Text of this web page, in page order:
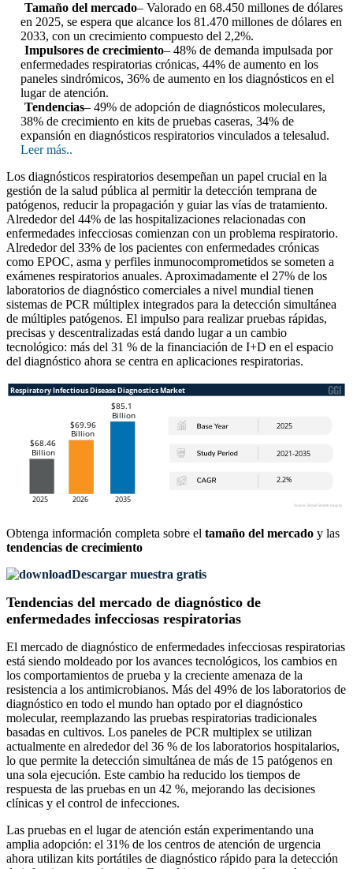
Tamaño del mercado– Valorado en 68.450 millones de dólares
en 2025, se espera que alcance los 81.470 millones de dólares en
2033, con un crecimiento compuesto del 2,2%.
Impulsores de crecimiento– 48% de demanda impulsada por
enfermedades respiratorias crónicas, 44% de aumento en los
paneles sindrómicos, 36% de aumento en los diagnósticos en el
lugar de atención.
Tendencias– 49% de adopción de diagnósticos moleculares,
38% de crecimiento en kits de pruebas caseras, 34% de
expansión en diagnósticos respiratorios vinculados a telesalud.
Leer más..
Los diagnósticos respiratorios desempeñan un papel crucial en la
gestión de la salud pública al permitir la detección temprana de
patógenos, reducir la propagación y guiar las vías de tratamiento.
Alrededor del 44% de las hospitalizaciones relacionadas con
enfermedades infecciosas comienzan con un problema respiratorio.
Alrededor del 33% de los pacientes con enfermedades crónicas
como EPOC, asma y perfiles inmunocomprometidos se someten a
exámenes respiratorios anuales. Aproximadamente el 27% de los
laboratorios de diagnóstico comerciales a nivel mundial tienen
sistemas de PCR múltiplex integrados para la detección simultánea
de múltiples patógenos. El impulso para realizar pruebas rápidas,
precisas y descentralizadas está dando lugar a un cambio
tecnológico: más del 31 % de la financiación de I+D en el espacio
del diagnóstico ahora se centra en aplicaciones respiratorias.
Obtenga información completa sobre el tamaño del mercado y las
tendencias de crecimiento
Descargar muestra gratis
Tendencias del mercado de diagnóstico de
enfermedades infecciosas respiratorias
El mercado de diagnóstico de enfermedades infecciosas respiratorias
está siendo moldeado por los avances tecnológicos, los cambios en
los comportamientos de prueba y la creciente amenaza de la
resistencia a los antimicrobianos. Más del 49% de los laboratorios de
diagnóstico en todo el mundo han optado por el diagnóstico
molecular, reemplazando las pruebas respiratorias tradicionales
basadas en cultivos. Los paneles de PCR multiplex se utilizan
actualmente en alrededor del 36 % de los laboratorios hospitalarios,
lo que permite la detección simultánea de más de 15 patógenos en
una sola ejecución. Este cambio ha reducido los tiempos de
respuesta de las pruebas en un 42 %, mejorando las decisiones
clínicas y el control de infecciones.
Las pruebas en el lugar de atención están experimentando una
amplia adopción: el 31% de los centros de atención de urgencia
ahora utilizan kits portátiles de diagnóstico rápido para la detección